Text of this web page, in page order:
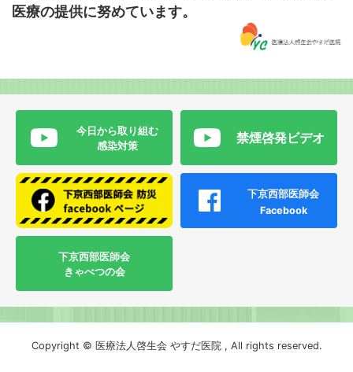
医療の提供に努めています。
今日から取り組む
感染対策
禁煙啓発ビデオ
下京西部医師会
Facebook
下京西部医師会
きゃべつの会
Copyright © 医療法人啓生会 やすだ医院 , All rights reserved.